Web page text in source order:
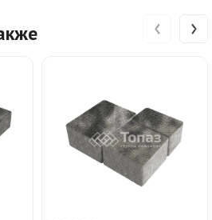
‹ ›